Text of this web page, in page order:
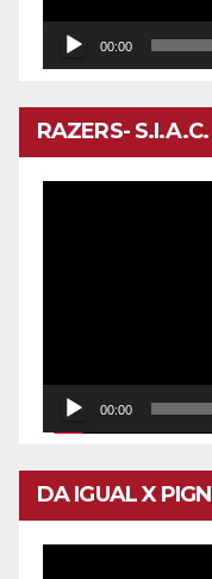
00:00
RAZERS- S.I.A.C.
00:00
DA IGUAL X